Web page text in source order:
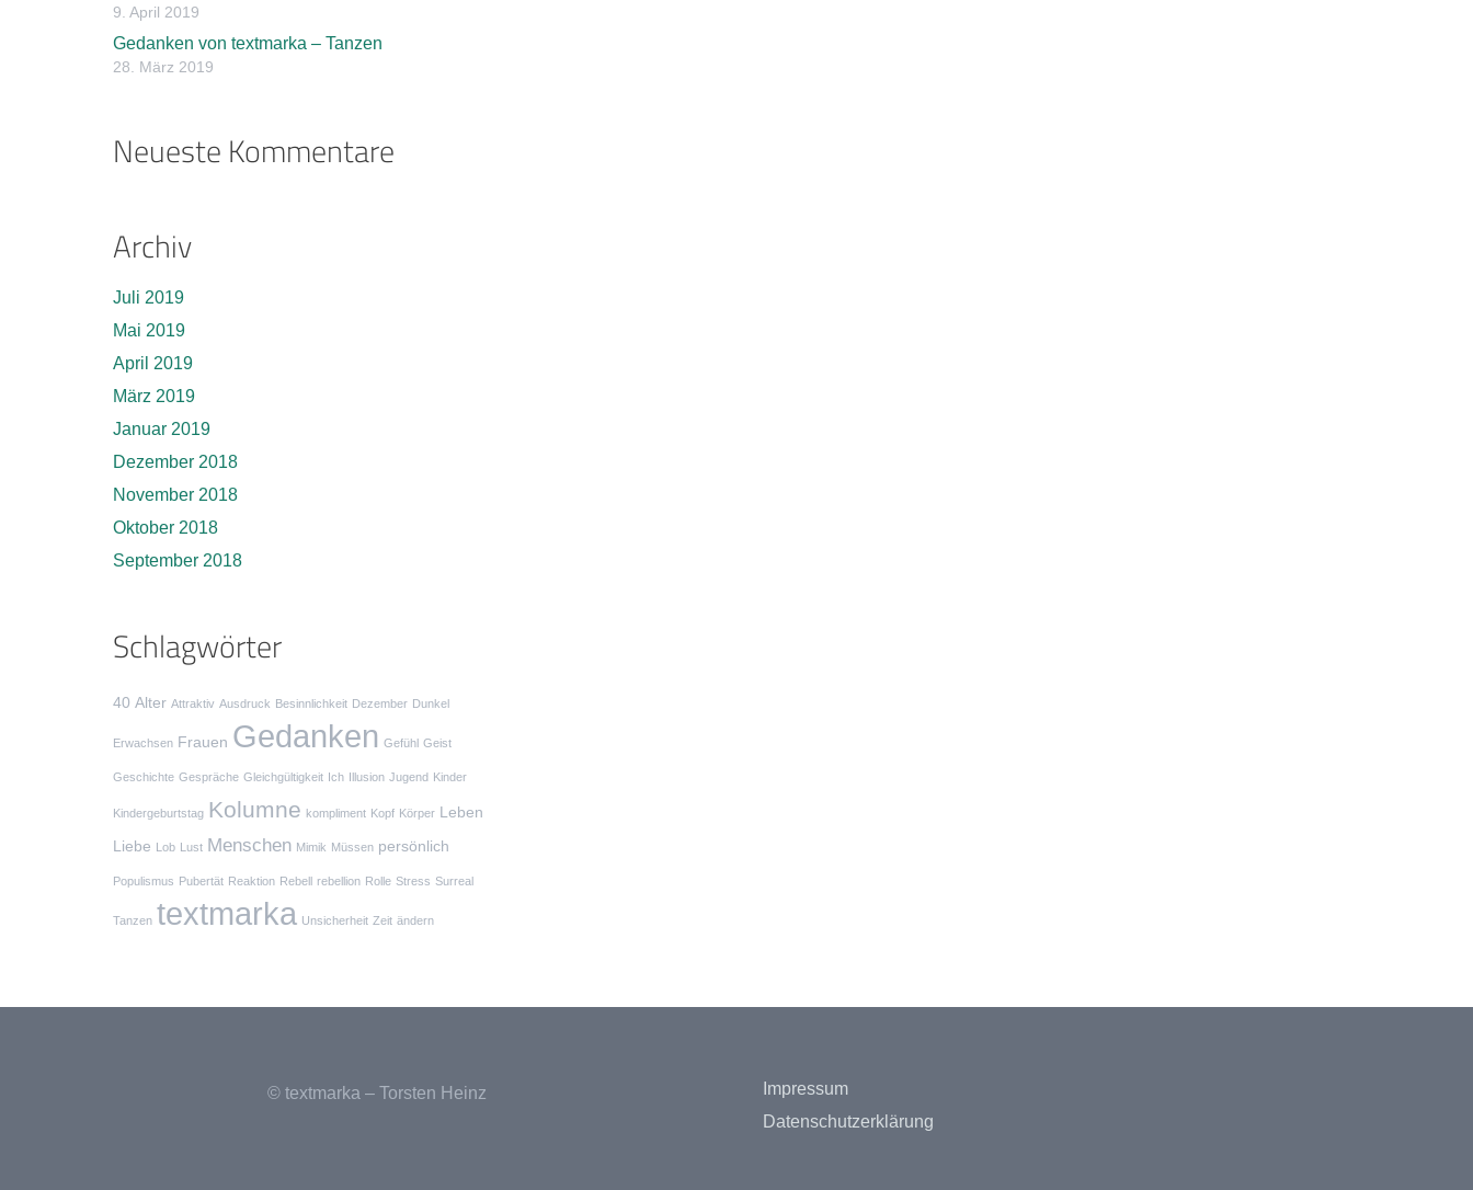
9. April 2019
Gedanken von textmarka – Tanzen
28. März 2019
Neueste Kommentare
Archiv
Juli 2019
Mai 2019
April 2019
März 2019
Januar 2019
Dezember 2018
November 2018
Oktober 2018
September 2018
Schlagwörter
40 Alter Attraktiv Ausdruck Besinnlichkeit Dezember Dunkel
Erwachsen Frauen Gedanken Gefühl Geist
Geschichte Gespräche Gleichgültigkeit Ich Illusion Jugend Kinder
Kindergeburtstag Kolumne kompliment Kopf Körper Leben
Liebe Lob Lust Menschen Mimik Müssen persönlich
Populismus Pubertät Reaktion Rebell rebellion Rolle Stress Surreal
Tanzen textmarka Unsicherheit Zeit ändern
© textmarka – Torsten Heinz
Impressum
Datenschutzerklärung